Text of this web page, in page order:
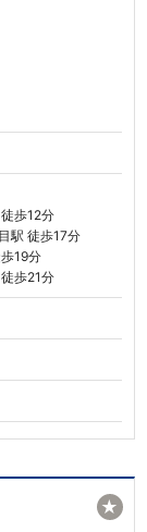
歩12分
駅 徒歩17分
19分
歩21分
★